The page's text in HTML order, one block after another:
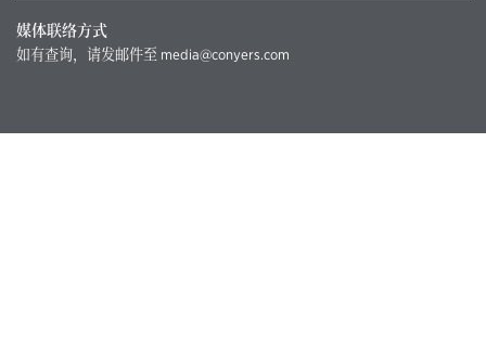
媒体联络方式
如有查询，请发邮件至 media@conyers.com